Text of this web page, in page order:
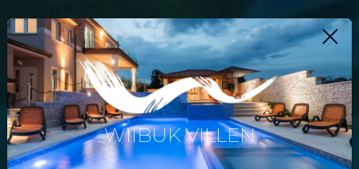
WIIBUK VILLEN